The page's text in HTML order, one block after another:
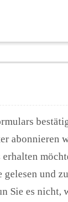
abonnieren
gelesen und
Sie es nicht,